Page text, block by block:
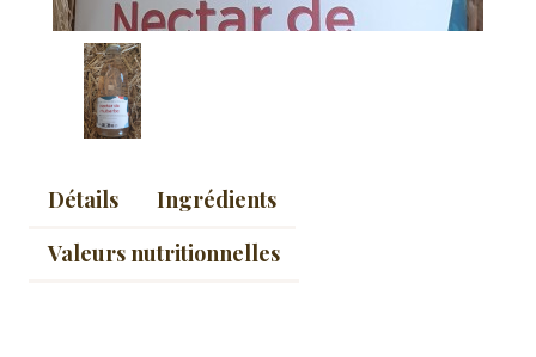
Détails
Ingrédients
Valeurs nutritionnelles